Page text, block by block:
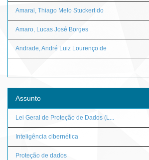
Amaral, Thiago Melo Stuckert do
Amaro, Lucas José Borges
Andrade, André Luiz Lourenço de
Assunto
Lei Geral de Proteção de Dados (L...
Inteligência cibernética
Proteção de dados